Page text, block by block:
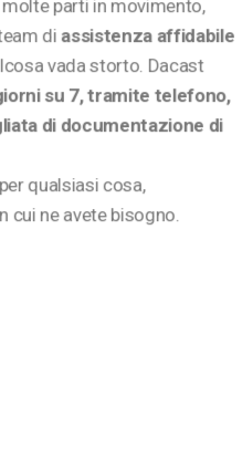
parti in movimento,
diassistenza affidabile
vada storto. Dacast
su 7, tramite telefono,
di documentazione di
qualsiasi cosa,
ne avete bisogno.